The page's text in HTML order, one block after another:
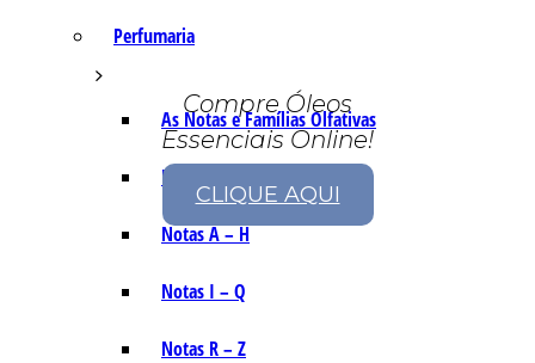
Perfumaria
As Notas e Famílias Olfativas
Marketing Olfativo
Notas A – H
Notas I – Q
Notas R – Z
Compre Óleos
Essenciais Online!
CLIQUE AQUI